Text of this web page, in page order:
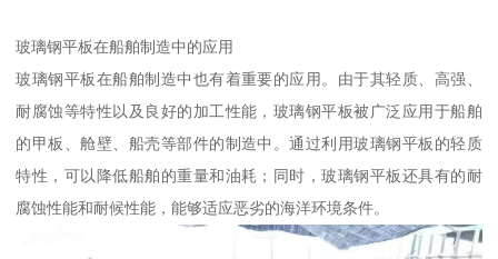
玻璃钢平板在船舶制造中的应用
玻璃钢平板在船舶制造中也有着重要的应用。由于其轻质、高强、
耐腐蚀等特性以及良好的加工性能，玻璃钢平板被广泛应用于船舶
的甲板、舱壁、船壳等部件的制造中。通过利用玻璃钢平板的轻质
特性，可以降低船舶的重量和油耗；同时，玻璃钢平板还具有的耐
腐蚀性能和耐候性能，能够适应恶劣的海洋环境条件。